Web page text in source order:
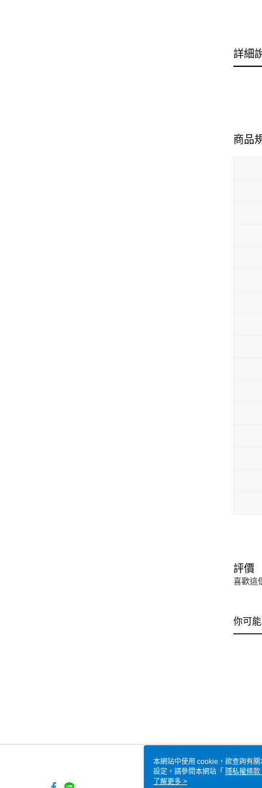
詳細
商品
評價
喜歡這
你可
本網站中使用 cookie，欲查詢有
設定，請參閱本網站「 隱私權條款
使用 cookie。
了解更多 >